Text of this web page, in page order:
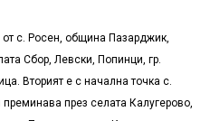
от с. Росен, община Пазарджик,
Сбор, Левски, Попинци, гр.
Вторият е с начална точка с.
през селата Калугерово,